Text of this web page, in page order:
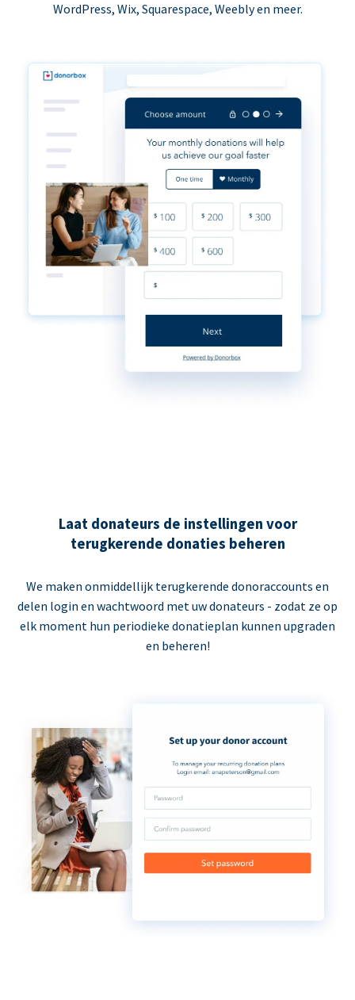
WordPress, Wix, Squarespace, Weebly en meer.
Laat donateurs de instellingen voor
terugkerende donaties beheren
We maken onmiddellijk terugkerende donoraccounts en
delen login en wachtwoord met uw donateurs - zodat ze op
elk moment hun periodieke donatieplan kunnen upgraden
en beheren!